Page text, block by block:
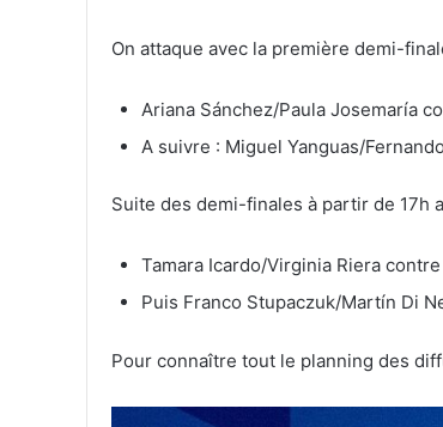
On attaque avec la première demi-
Ariana Sánchez/Paula Josemaría
A suivre : Miguel Yanguas/
Suite des demi-finales à partir de 17h
Tamara Icardo/Virginia Riera
Puis Franco Stupaczuk/Martín Di
Pour connaître tout le planning des